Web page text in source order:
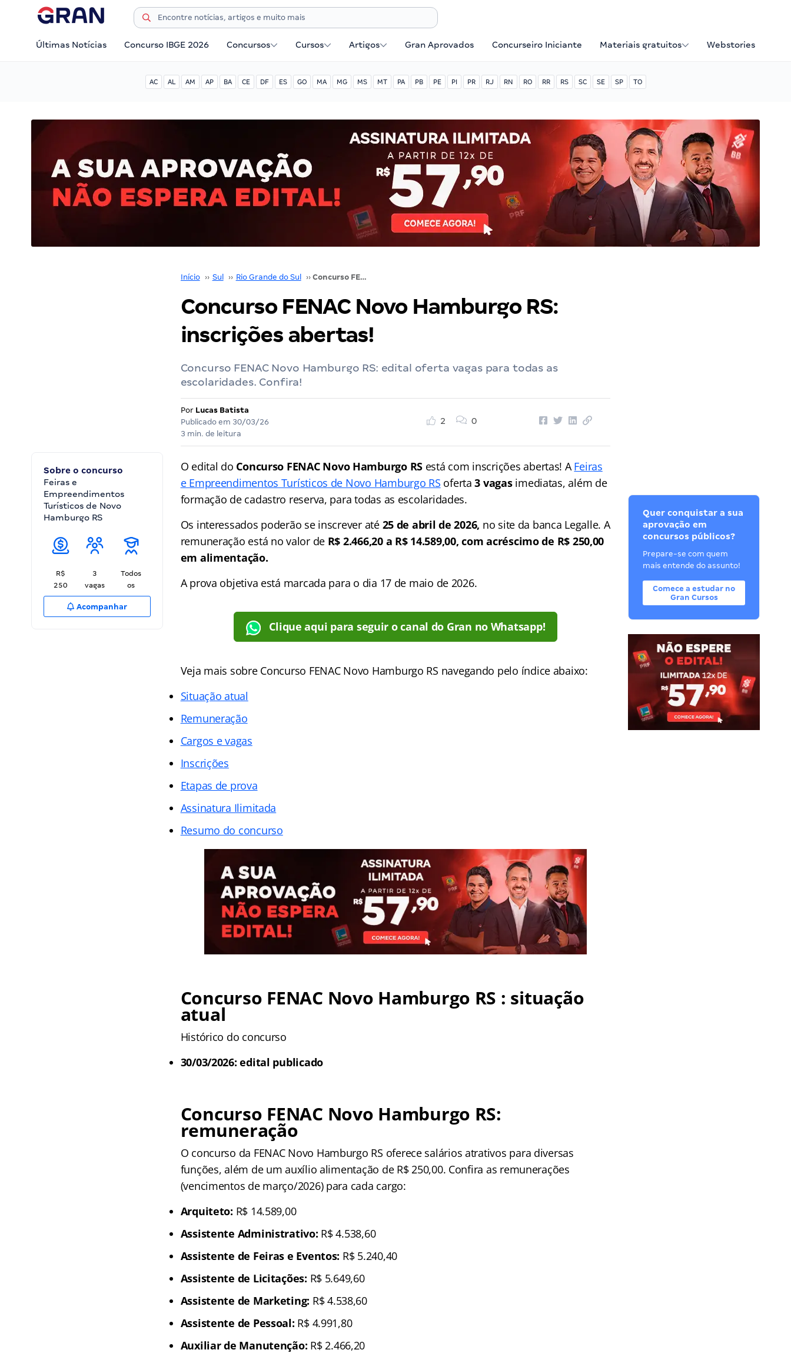
Últimas Notícias Concurso IBGE 2026 Concursos Cursos Artigos Gran Aprovados Concurseiro Iniciante Materiais gratuitos Webstories
AC AL AM AP BA CE DF ES GO MA MG MS MT PA PB PE PI PR RJ RN RO RR RS SC SE SP TO
Início ›› Sul ›› Rio Grande do Sul ›› Concurso FENAC Novo Hamburgo RS: inscrições abertas!
Concurso FENAC Novo Hamburgo RS:
inscrições abertas!
Concurso FENAC Novo Hamburgo RS: edital oferta vagas para todas as
escolaridades. Confira!
Por Lucas Batista
Publicado em 30/03/26
3 min. de leitura
2 0
Sobre o concurso
Feiras e
Empreendimentos
Turísticos de Novo
Hamburgo RS
R$
250
3
vagas
Todos
os
Acompanhar
O edital do Concurso FENAC Novo Hamburgo RS está com inscrições abertas! AFeiras
e Empreendimentos Turísticos de Novo Hamburgo RS oferta3 vagasimediatas, além de
formação de cadastro reserva, para todas as escolaridades.
Os interessados poderão se inscrever até25 de abril de 2026, no site da banca Legalle. A
remuneração está no valor de R$ 2.466,20 a R$ 14.589,00, com acréscimo de R$ 250,00
em alimentação.
A prova objetiva está marcada para o dia 17 de maio de 2026.
Clique aqui para seguir o canal do Gran no Whatsapp!
Veja mais sobre Concurso FENAC Novo Hamburgo RS navegando pelo índice abaixo:
Situação atual
Remuneração
Cargos e vagas
Inscrições
Etapas de prova
Assinatura Ilimitada
Resumo do concurso
Concurso FENAC Novo Hamburgo RS : situação
atual
Histórico do concurso
30/03/2026: edital publicado
Concurso FENAC Novo Hamburgo RS:
remuneração
O concurso da FENAC Novo Hamburgo RS oferece salários atrativos para diversas
funções, além de um auxílio alimentação de R$ 250,00. Confira as remunerações
(vencimentos de março/2026) para cada cargo:
Arquiteto: R$ 14.589,00
Assistente Administrativo: R$ 4.538,60
Assistente de Feiras e Eventos: R$ 5.240,40
Assistente de Licitações: R$ 5.649,60
Assistente de Marketing: R$ 4.538,60
Assistente de Pessoal: R$ 4.991,80
Auxiliar de Manutenção: R$ 2.466,20
Quer conquistar a sua
aprovação em
concursos públicos?
Prepare-se com quem
mais entende do assunto!
Comece a estudar no
Gran Cursos